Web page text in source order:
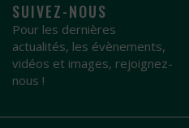
SUIVEZ-NOUS
Pour les dernières
actualités, les évènements,
vidéos et images, rejoignez-
nous !